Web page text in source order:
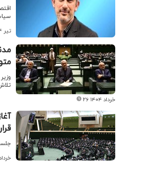
۱۸ تیر ۱۴۰۴
۲۶ خرداد ۱۴۰۴
۲۶ خرداد